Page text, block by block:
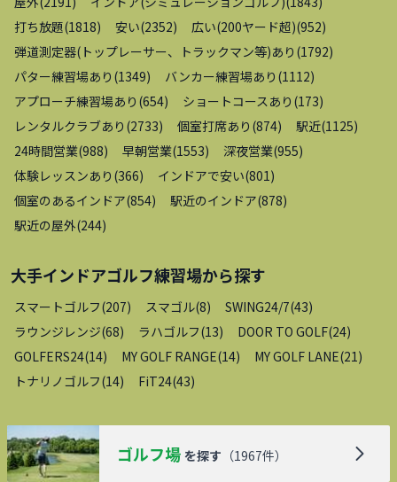
打ち放題(1818) 安い(2352) 広い(200ヤード超)(952)
弾道測定器(トップレーサー、トラックマン等)あり (1792)
パター練習場あり (1349) バンカー練習場あり (1112)
アプローチ練習場あり (654) ショートコースあり (173)
レンタルクラブあり (2733) 個室打席あり (874) 駅近(1125)
24時間営業(988) 早朝営業(1553) 深夜営業(955)
体験レッスンあり (366) インドアで安い(801)
個室のあるインドア(854) 駅近のインドア(878)
駅近の屋外(244)
大手インドアゴルフ練習場から探す
スマートゴルフ(207) スマゴル(8) SWING24/7(43)
ラウンジレンジ(68) ラハゴルフ(13) DOOR TO GOLF(24)
GOLFERS24(14) MY GOLF RANGE(14) MY GOLF LANE(21)
トナリノゴルフ(14) FiT24(43)
ゴルフ場 を探す （1967件）